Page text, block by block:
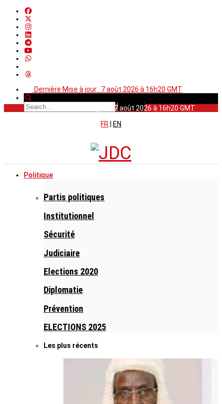
Dernière Mise à jour : 7 août 2026 à 16h20 GMT
Dernière Mise à jour : 7 août 2026 à 16h20 GMT
FR
EN
Politique
Partis politiques
Institutionnel
Sécurité
Judiciaire
Elections 2020
Diplomatie
Prévention
ELECTIONS 2025
Les plus récents